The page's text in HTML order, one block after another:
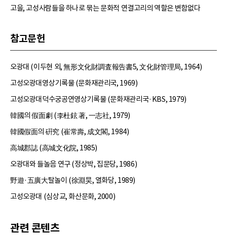
고을, 고성사람들을 하나로 묶는 문화적 연결고리의 역할은 변함없다
참고문헌
오광대 (이두현 외, 無形文化財調査報告書5, 文化財管理局, 1964)
고성오광대영상기록물 (문화재관리국, 1969)
고성오광대덕수궁공연영상기록물 (문화재관리국·KBS, 1979)
韓國의 假面劇 (李杜鉉 著, 一志社, 1979)
韓國假面의 硏究 (崔常壽, 成文閣, 1984)
高城郡誌 (高城文化院, 1985)
오광대와 들놀음 연구 (정상박, 집문당, 1986)
野遊·五廣大탈놀이 (徐淵昊, 열화당, 1989)
고성오광대 (심상교, 화산문화, 2000)
관련 콘텐츠